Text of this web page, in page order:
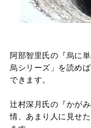
阿部智里氏の『烏に
烏シリーズ」を読め
できます。
辻村深月氏の『かが
情、あまり人に見せ